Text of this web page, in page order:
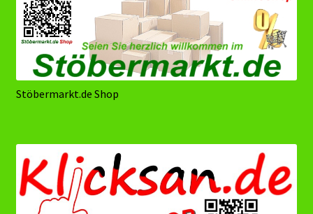
Stöbermarkt.de Shop